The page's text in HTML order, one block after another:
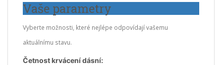
Vaše parametry
Vyberte možnosti, které nejlépe odpovídají vašemu
aktuálnímu stavu.
Četnost krvácení dásní: